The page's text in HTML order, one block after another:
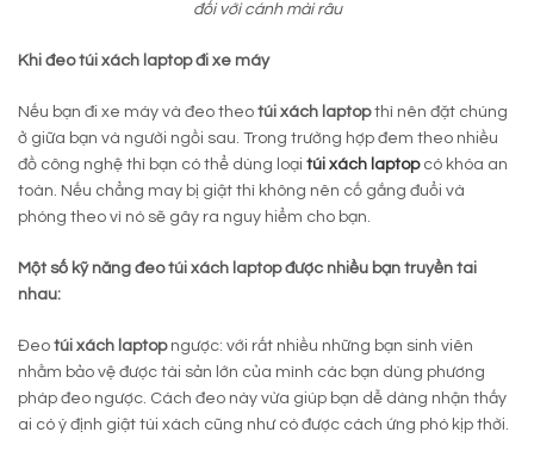
đối với cánh mài râu
Khi đeo túi xách laptop đi xe máy
Nếu bạn đi xe máy và đeo theo túi xách laptopthì nên đặt chúng
ở giữa bạn và người ngồi sau. Trong trường hợp đem theo nhiều
đồ công nghệ thì bạn có thể dùng loại túi xách laptop có khóa an
toàn. Nếu chẳng may bị giật thì không nên cố gắng đuổi và
phóng theo vì nó sẽ gây ra nguy hiểm cho bạn.
Một số kỹ năng đeo túi xách laptop được nhiều bạn truyền tai
nhau:
Đeo túi xách laptop ngược: với rất nhiều những bạn sinh viên
nhằm bảo vệ được tài sản lớn của mình các bạn dùng phương
pháp đeo ngược. Cách đeo này vừa giúp bạn dễ dàng nhận thấy
ai có ý định giật túi xách cũng như có được cách ứng phó kịp thời.